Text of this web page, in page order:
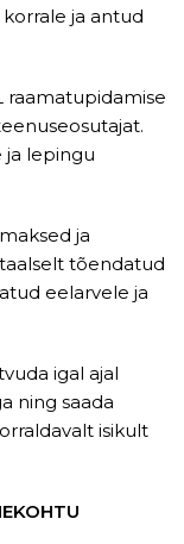
ja antud
raamatupidamise
ja lepingu
ja
tõendatud
eelarvele ja
igal ajal
ning saada
isikult